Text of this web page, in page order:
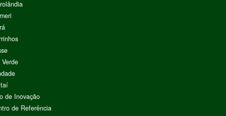
de Inovação
de Referência